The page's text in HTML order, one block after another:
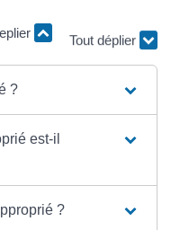
Tout déplier
?
est-il
?